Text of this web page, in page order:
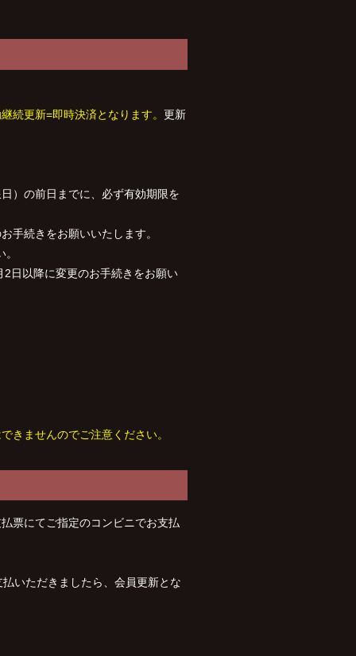
続更新=即時決済となります。 更新
）の前日までに、必ず有効期限を
手続きをお願いいたします。
以降に変更のお手続きをお願い
きませんのでご注意ください。
票にてご指定のコンビニでお支払
いただきましたら、会員更新とな